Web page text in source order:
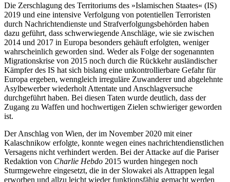
Die Zerschlagung des Territoriums des »Isla­mischen Staates« (IS)
2019 und eine inten­sive Verfolgung von potentiellen Terroristen
durch Nachrichtendienste und Straf­verfolgungsbehörden haben
dazu geführt, dass schwerwiegende Anschläge, wie sie zwischen
2014 und 2017 in Europa beson­ders gehäuft erfolgten, weniger
wahrscheinlich geworden sind. Weder als Folge der sogenannten
Migra­tionskrise von 2015 noch durch die Rück­kehr ausländischer
Kämpfer des IS hat sich bislang eine un­kontrollierbare Gefahr für
Europa ergeben, wenngleich irreguläre Zu­wanderer und ab­gelehnte
Asylbewerber wiederholt Attentate und Anschlagversuche
durchgeführt haben. Bei diesen Taten wurde deutlich, dass der
Zugang zu Waffen und hochwertigen Zie­len schwieriger geworden
ist.
Der Anschlag von Wien, der im November 2020 mit einer
Kalaschnikow erfolgte, konnte wegen eines nachrichtendienst­lichen
Versagens nicht verhindert werden. Bei der Attacke auf die Pariser
Redaktion von Charlie Hebdo 2015 wurden hingegen noch
Sturmgewehre eingesetzt, die in der Slowakei als Attrappen legal
erworben und allzu leicht wieder funktionsfähig gemacht werden